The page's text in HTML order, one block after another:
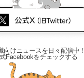
向けニュースを日々配信中！
Facebookをチェックする